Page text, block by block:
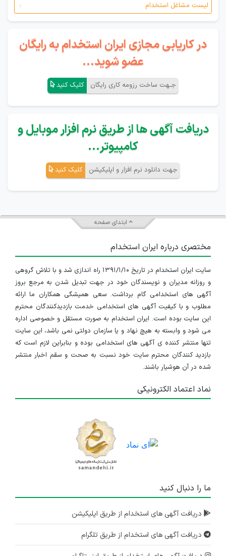
لیست مشاغل استخدام
در کاریابی مجازی ایران استخدام به رایگان
عضو شوید...
جـهت ساخت رزومه کاری رایگان کلیک کنید
دریافت آگهی ها از طریق نرم افزار موبایل و
کامپیوتر...
جهت دانلود نرم افزار و اپلیکیشن کلیک کنید
ابتدای صفحه
مختصری درباره ایران استخدام
سایت ایران استخدام در تاریخ ۱۳۹۱/۱/۱۰ راه اندازی شد و با تلاش گروهی
و روزانه مدیران و نویسندگان خود در جهت تبدیل شدن به مرجع بروز
آگهی های استخدامی گام برداشت. سعی همیشگی همکاران ما ارائه
مطلوب و با کیفیت آگهی های استخدامی خدمت بازدیدکنندگان محترم
این سایت بوده است. ایران استخدام به صورت مستقل و خصوصی اداره
می شود و وابسته به هیچ نهاد و یا سازمان دولتی نمی باشد، این سایت
تنها منتشر کننده ی آگهی های استخدامی بوده و بنابراین لازم است که
بازدید کنندگان محترم سایت خود نسبت به صحت و سقم اخبار منتشر
شده در آن هوشیار باشند.
نماد اعتماد الکترونیکی
ما را دنبال کنید
دریافت آگهی های استخدام از طریق اپلیکیشن
دریافت آگهی های استخدام از طریق تلگرام